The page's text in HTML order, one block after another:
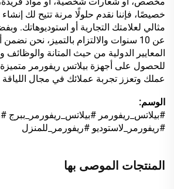
خصيصًا، فإننا نقدم حلولًا مرنة تتيح لك
مثالي لعلامتك التجارية أو استوديوهاتك.
عن 10 سنوات والالتزام بالتميز، نحن
المعايير الدولية من حيث المتانة والوظائف
للحصول على أجهزة بيلاتس ريفورمر
عملك وتعزز تجربة عملائك في مجال اللياقة
الوسم:
#بيلاتس_ريفورمر #بيلاتس_ريفورمر_ببرج
#ريفورمر_لاستوديو #ريفورمر_للمنزل
المنتجات الموصى بها